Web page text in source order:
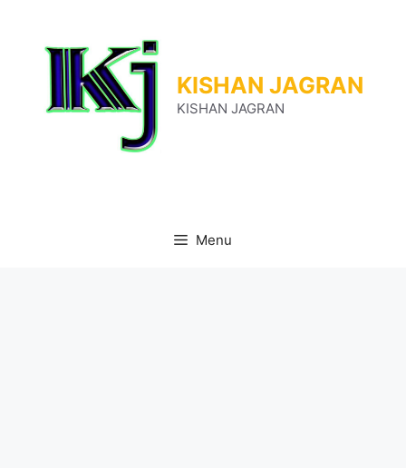
content
KISHAN JAGRAN
KISHAN JAGRAN
Menu